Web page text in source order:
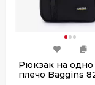
Рюкзак на одно
плечо Baggins